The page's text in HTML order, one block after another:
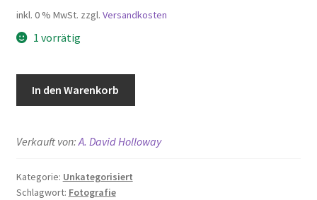
inkl. 0 % MwSt. zzgl. Versandkosten
1 vorrätig
Menge
In den Warenkorb
Verkauft von: A. David Holloway
Kategorie: Unkategorisiert
Schlagwort: Fotografie